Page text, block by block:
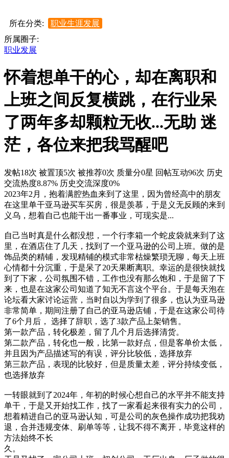
所在分类:
职业生涯发展
所属圈子:
职业发展
怀着想单干的心，却在离职和
上班之间反复横跳，在行业呆
了两年多却颗粒无收...无助 迷
茫，各位来把我骂醒吧
发帖18次 被置顶5次 被推荐0次 质量分0星 回帖互动96次 历史
交流热度8.87% 历史交流深度0%
2023年2月，抱着满腔热血来到了这里，因为曾经高中的朋友
在这里单干亚马逊买车买房，很是羡慕，于是义无反顾的来到
义乌，想着自己也能干出一番事业，可现实是...
自己当时真是什么都没想，一个行李箱一个蛇皮袋就来到了这
里，在酒店住了几天，找到了一个亚马逊的公司上班。做的是
饰品类的精铺，发现精铺的模式非常枯燥繁琐无聊，每天上班
心情都十分沉重，于是呆了20天果断离职。幸运的是很快就找
到了下家，公司氛围不错，工作也没有那么饱和，于是留了下
来，也是在这家公司知道了知无不言这个平台。于是每天泡在
论坛看大家讨论运营，当时自以为学到了很多，也认为亚马逊
非常简单，期间注册了自己的亚马逊店铺，于是在这家公司待
了6个月后， 选择了辞职，选了3款产品上架销售。
第一款产品，转化极差，留了几个月后选择清货。
第二款产品，转化也一般，比第一款好点，但是客单价太低，
并且因为产品描述写的有误，评分比较低，选择放弃
第三款产品，表现的比较好，但是质量太差，评分持续变低，
也选择放弃
一转眼就到了2024年，年初的时候心想自己的水平并不能支持
单干，于是又开始找工作，找了一家看起来很有实力的公司，
想着精进自己的亚马逊认知，可是公司的灰色操作成功把我劝
退，合并违规变体、刷单等等，让我不得不离开，毕竟这样的
方法始终不长
久。